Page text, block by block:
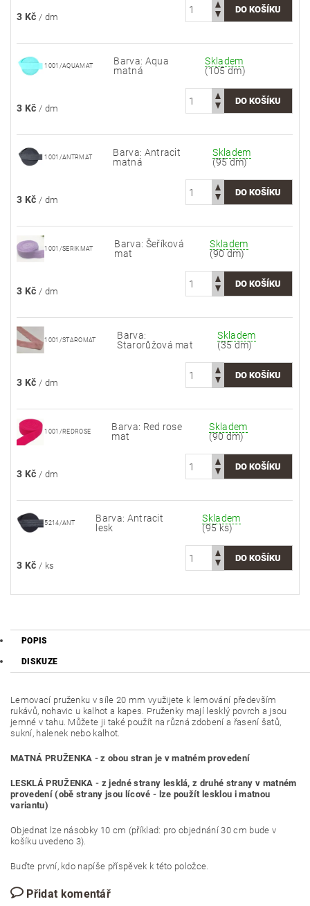
3 Kč / dm
1001/AQUAMAT
Barva: Aqua
matná
Skladem
(105 dm)
3 Kč / dm
1001/ANTRMAT
Barva: Antracit
matná
Skladem
(95 dm)
3 Kč / dm
1001/SERIKMAT
Barva: Šeříková
mat
Skladem
(90 dm)
3 Kč / dm
1001/STAROMAT
Barva:
Starorůžová mat
Skladem
(35 dm)
3 Kč / dm
1001/REDROSE
Barva: Red rose
mat
Skladem
(90 dm)
3 Kč / dm
5214/ANT
Barva: Antracit
lesk
Skladem
(95 ks)
3 Kč / ks
POPIS
DISKUZE
Lemovací pruženku v síle 20 mm využijete k lemování především
rukávů, nohavic u kalhot a kapes. Pruženky mají lesklý povrch a jsou
jemné v tahu. Můžete ji také použít na různá zdobení a řasení šatů,
sukní, halenek nebo kalhot.
MATNÁ PRUŽENKA - z obou stran je v matném provedení
LESKLÁ PRUŽENKA - z jedné strany lesklá, z druhé strany v matném
provedení (obě strany jsou lícové - lze použít lesklou i matnou
variantu)
Objednat lze násobky 10 cm (příklad: pro objednání 30 cm bude v
košíku uvedeno 3).
Buďte první, kdo napíše příspěvek k této položce.
Přidat komentář